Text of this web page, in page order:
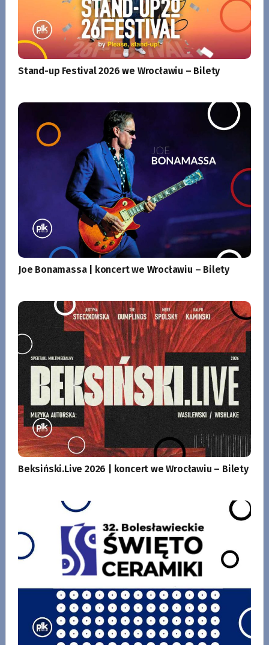
Stand-up Festival 2026 we Wrocławiu – Bilety
Joe Bonamassa | koncert we Wrocławiu – Bilety
Beksiński.Live 2026 | koncert we Wrocławiu – Bilety